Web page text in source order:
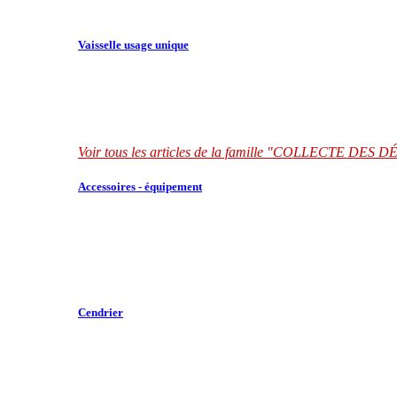
Vaisselle usage unique
Voir tous les articles de la famille "COLLECTE DES
Accessoires - équipement
Cendrier